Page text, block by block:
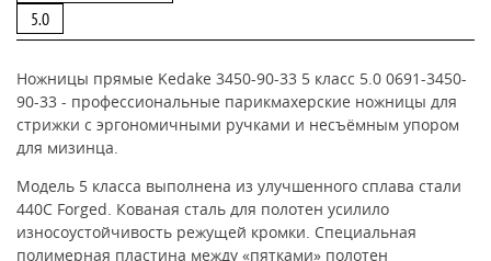
5.0
Ножницы прямые Kedake 3450-90-33 5 класс 5.0 0691-3450-
90-33 - профессиональные парикмахерские ножницы для
стрижки с эргономичными ручками и несъёмным упором
для мизинца.
Модель 5 класса выполнена из улучшенного сплава стали
440С Forged. Кованая сталь для полотен усилило
износоустойчивость режущей кромки. Специальная
полимерная пластина между «пятками» полотен